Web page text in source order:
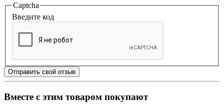
Captcha
Введите код
Отправить свой отзыв
Вместе с этим товаром покупают